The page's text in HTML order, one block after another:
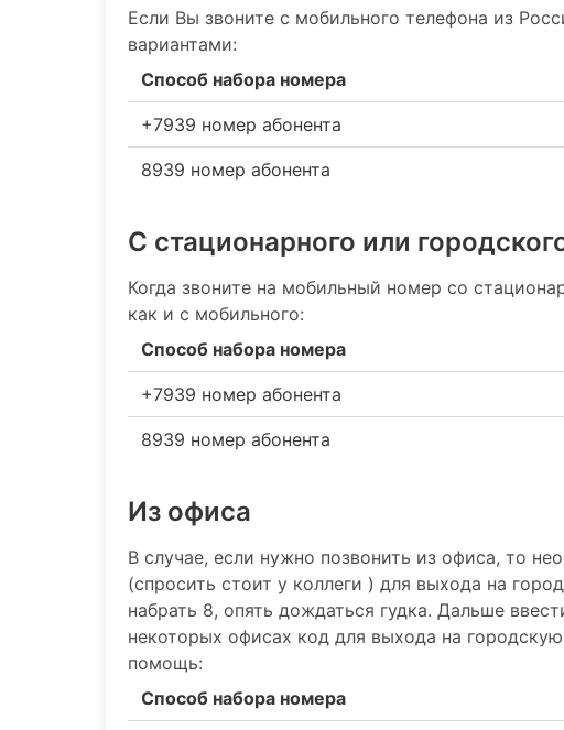
Если Вы звоните с мобильного телефона из
вариантами:
Способ набора номера
+7939 номер абонента
8939 номер абонента
С стационарного или
Когда звоните на мобильный номер со
как и с мобильного:
Способ набора номера
+7939 номер абонента
8939 номер абонента
Из офиса
В случае, если нужно позвонить из офиса, то
(спросить стоит у коллеги ) для выхода на
набрать 8, опять дождаться гудка. Дальше
некоторых офисах код для выхода на
помощь:
Способ набора номера